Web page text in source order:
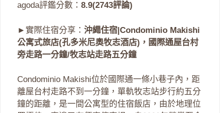
agoda評鑑分數： 8.9(2743評論)
►實際住宿分享： 沖繩住宿|Condominio Makishi
公寓式旅店(孔多米尼奧牧志酒店)，國際通屋台村
旁走路一分鐘/牧志站走路五分鐘
Condominio Makishi位於國際通一條小巷子內，距
離屋台村走路不到一分鐘，單軌牧志站步行約五分
鐘的距離，是一間公寓型的住宿飯店，由於地理位